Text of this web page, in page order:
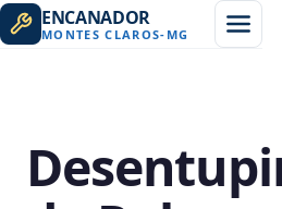
ENCANADOR
MONTES CLAROS- MG